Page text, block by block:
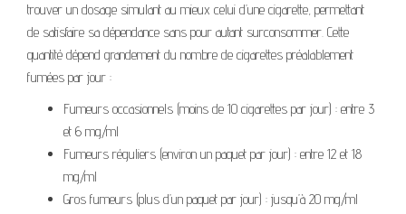
trouver un dosage simulant au mieux celui d’une cigarette, permettant
de satisfaire sa dépendance sans pour autant surconsommer. Cette
quantité dépend grandement du nombre de cigarettes préalablement
fumées par jour :
Fumeurs occasionnels (moins de 10 cigarettes par jour) : entre 3
et 6 mg/ml
Fumeurs réguliers (environ un paquet par jour) : entre 12 et 18
mg/ml
Gros fumeurs (plus d’un paquet par jour) : jusqu’à 20 mg/ml